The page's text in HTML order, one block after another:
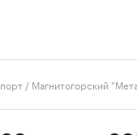
/ Магнитогорский